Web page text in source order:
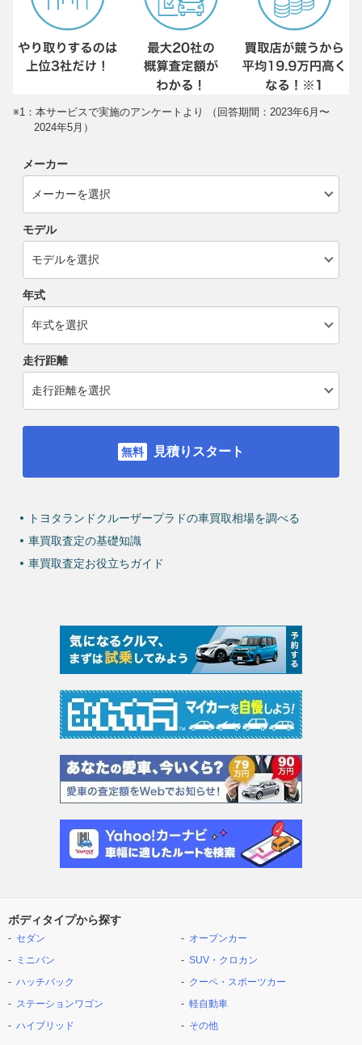
※1：本サービスで実施のアンケートより （回答期間：2023年6月〜
2024年5月）
メーカー
モデル
年式
走行距離
見積りスタート
トヨタランドクルーザープラドの車買取相場を調べる
車買取査定の基礎知識
車買取査定お役立ちガイド
ボディタイプから探す
セダン
ミニバン
ハッチバック
ステーションワゴン
ハイブリッド
オープンカー
SUV・クロカン
クーペ・スポーツカー
軽自動車
その他